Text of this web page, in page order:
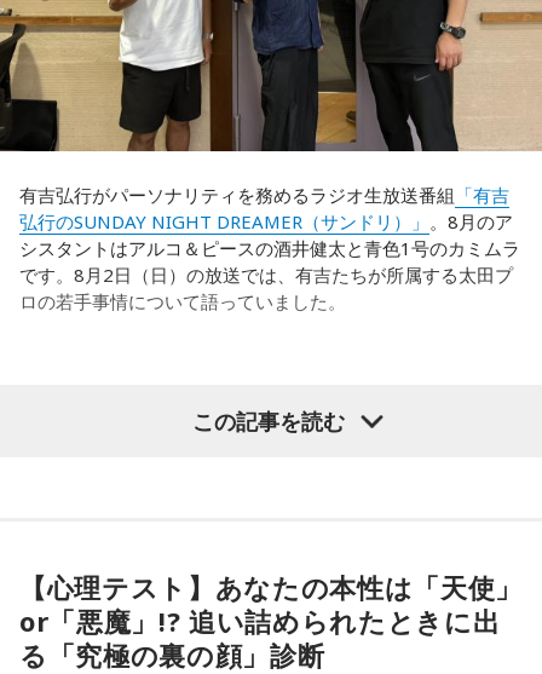
う言葉がその通りであることを、グループステージで証明で
きていたと思います。でも、そこから上に行くためには、や
っぱり“個の力”が必要だったかなと感じています。
世界で見ても、日本だけでなく主力の選手がケガする国は
なんです。そういう意味では、確かに選手層は厚くなったけ
れども、さらに“個”の力を高めながら、選手層をもっと厚くし
なきゃいけない。ベスト16・ベスト8に進む国と比べたとき
に、そこまでの選手層だったのかというと、まだまだ厚くし
ていかないとダメなのではないか、ということなんだと思い
いうのは今までなかったことですし、力がついているのは事
（左から）福田正博さん、藤木直人、高見侑里
それを受け、有吉は「でもさ、この世界に入ったら俺だって
（若手の頃は）誰か分からない人にも一応挨拶するじゃな
い？ 何があるか分からないからさ」と持論を語ります。その
意見にカミムラも納得しつつも、「ちゃんと挨拶をしない人
間は時代的に増えていますね」とリアルな実情を明かしま
また、有吉は「吉本（興業）は縦がちゃんとしているじゃ
ん。それは養成所でもそういう教えがあるんだろうし、先輩
からも受け継がれるからだと思うんだよね」と他事務所と比
較しつつ、「太田プロはゆるいから……酒井のせいで（笑）」
番組名：有吉弘行のSUNDAY NIGHT DREAMER
音声コンテンツプラットフォーム「JFN Pods」ではスペシャ
ル音声も配信中！
有吉弘行がパーソナリティを務めるラジオ生放送番組 「有吉
弘行のSUNDAY NIGHT DREAMER（サンドリ）」 。8月のア
シスタントはアルコ＆ピースの酒井健太と青色1号のカミムラ
です。8月2日（日）の放送では、有吉たちが所属する太田プ
ロの若手事情について語っていました。
とがあると切り出し、「賞レースで結果を残していないコン
ビ、（芸歴18年目の）ぐりんぴーすがよく愚痴をこぼしてい
るのは、最近の後輩は挨拶をしてくれないんだって（笑）」
と暴露します。
この記事を読む
【心理テスト】あなたの本性は「天使」
or「悪魔」!? 追い詰められたときに出
る「究極の裏の顔」診断